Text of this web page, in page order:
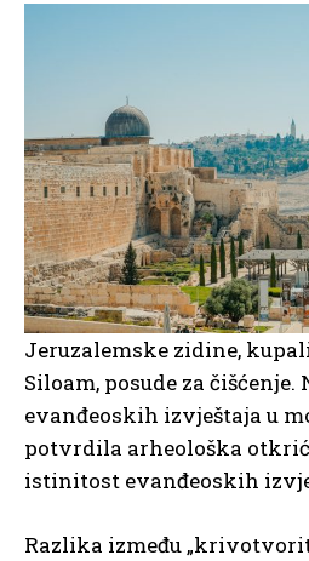
Jeruzalemske zidine,
Siloam, posude za
evanđeoskih izvještaja u
potvrdila arheološka
istinitost evanđeoskih
Razlika između